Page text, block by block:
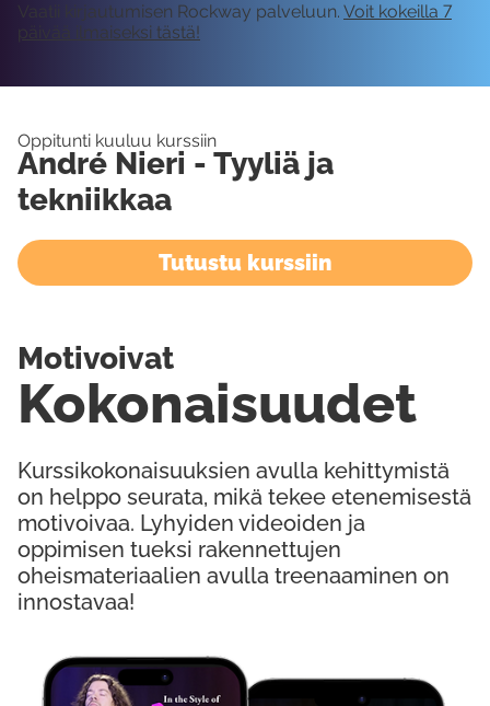
Vaatii kirjautumisen Rockway palveluun. Voit kokeilla 7
päivää ilmaiseksi tästä!
Oppitunti kuuluu kurssiin
André Nieri - Tyyliä ja
tekniikkaa
Tutustu kurssiin
Kurssikokonaisuuksien avulla kehittymistä
on helppo seurata, mikä tekee etenemisestä
motivoivaa. Lyhyiden videoiden ja
oppimisen tueksi rakennettujen
oheismateriaalien avulla treenaaminen on
innostavaa!
Kokonaisuudet
Motivoivat